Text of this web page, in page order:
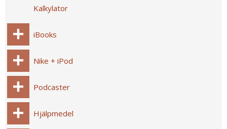
Kalkylator
iBooks
Nike + iPod
Podcaster
Hjälpmedel